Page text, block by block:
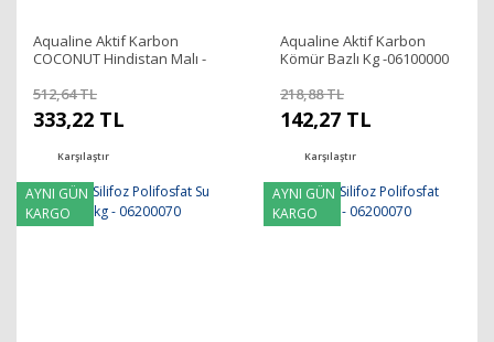
Aqualine Aktif Karbon
COCONUT Hindistan Malı -
512,64 TL
333,22 TL
Karşılaştır
Aqualine Aktif Karbon
Kömür Bazlı Kg -06100000
218,88 TL
142,27 TL
Karşılaştır
AYNI GÜN
KARGO
AYNI GÜN
KARGO